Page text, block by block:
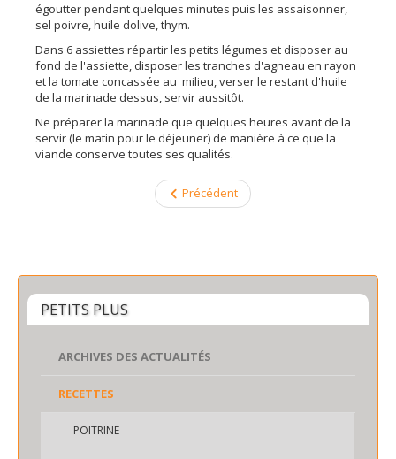
égoutter pendant quelques minutes puis les assaisonner,
sel poivre, huile dolive, thym.
Dans 6 assiettes répartir les petits légumes et disposer au
fond de l'assiette, disposer les tranches d'agneau en rayon
et la tomate concassée au milieu, verser le restant d'huile
de la marinade dessus, servir aussitôt.
Ne préparer la marinade que quelques heures avant de la
servir (le matin pour le déjeuner) de manière à ce que la
viande conserve toutes ses qualités.
Précédent
PETITS PLUS
ARCHIVES DES ACTUALITÉS
RECETTES
POITRINE